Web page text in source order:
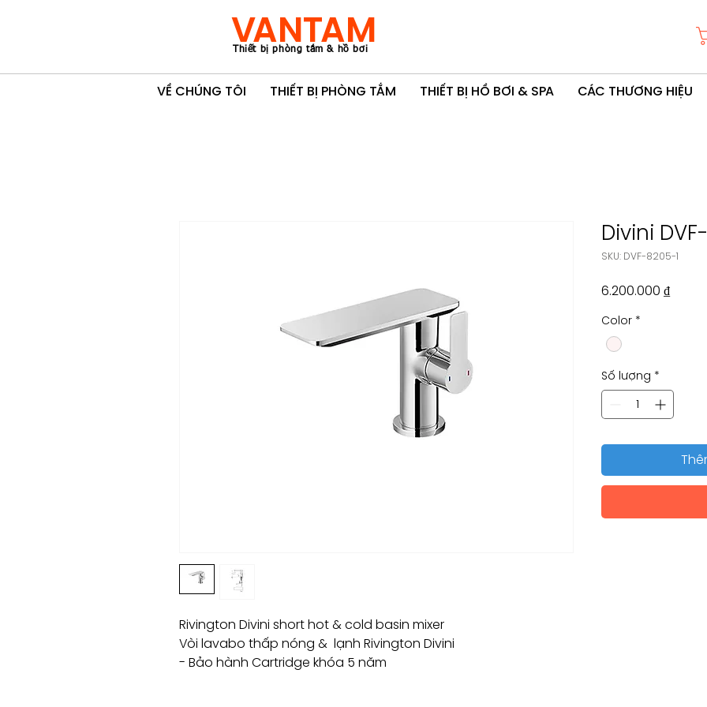
VANTAM
Thiết bị phòng tắm & hồ bơi
VỀ CHÚNG TÔI THIẾT BỊ PHÒNG TẮM THIẾT BỊ HỒ BƠI & SPA CÁC THƯƠNG HIỆU
Rivington Divini short hot & cold basin mixer
Vòi lavabo thấp nóng & lạnh Rivington Divini
- Bảo hành Cartridge khóa 5 năm
Divini
SKU: DVF-8205-1
6.200.000 ₫Giá
Color *
Số lượng *